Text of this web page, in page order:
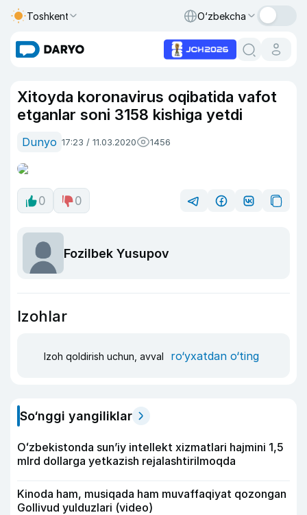
Toshkent O‘zbekcha
Xitoyda koronavirus oqibatida vafot
etganlar soni 3158 kishiga yetdi
Dunyo 17:23 / 11.03.2020 1456
0 0
Fozilbek Yusupov
Izohlar
Izoh qoldirish uchun, avval ro‘yxatdan o‘ting
So‘nggi yangiliklar
Oʻzbekistonda sunʼiy intellekt xizmatlari hajmini 1,5
mlrd dollarga yetkazish rejalashtirilmoqda
Kinoda ham, musiqada ham muvaffaqiyat qozongan
Gollivud yulduzlari (video)